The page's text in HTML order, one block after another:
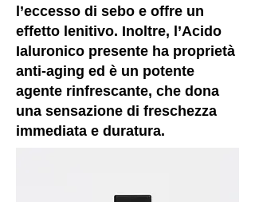
l’eccesso di sebo e offre un
effetto lenitivo. Inoltre, l’Acido
Ialuronico presente ha proprietà
anti-aging ed è un potente
agente rinfrescante, che dona
una sensazione di freschezza
immediata e duratura.